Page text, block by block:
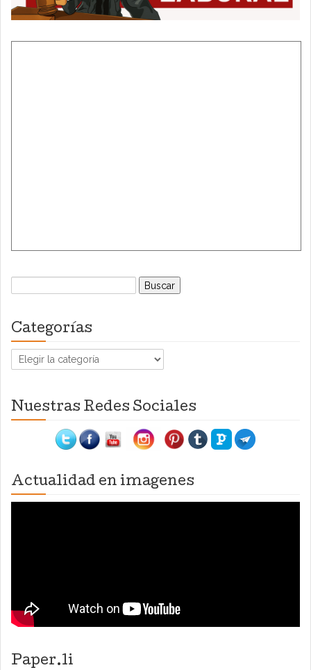
Buscar:
Categorías
Categorías
Nuestras Redes Sociales
Actualidad en imagenes
Paper.li